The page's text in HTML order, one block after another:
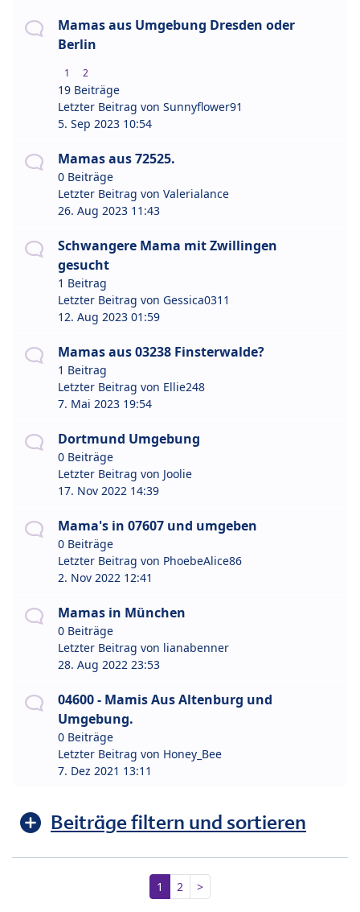
Mamas aus Umgebung Dresden oder
Berlin
1 2
19 Beiträge
Letzter Beitrag von Sunnyflower91
5. Sep 2023 10:54
Mamas aus 72525.
0 Beiträge
Letzter Beitrag von Valerialance
26. Aug 2023 11:43
Schwangere Mama mit Zwillingen
gesucht
1 Beitrag
Letzter Beitrag von Gessica0311
12. Aug 2023 01:59
Mamas aus 03238 Finsterwalde?
1 Beitrag
Letzter Beitrag von Ellie248
7. Mai 2023 19:54
Dortmund Umgebung
0 Beiträge
Letzter Beitrag von Joolie
17. Nov 2022 14:39
Mama's in 07607 und umgeben
0 Beiträge
Letzter Beitrag von PhoebeAlice86
2. Nov 2022 12:41
Mamas in München
0 Beiträge
Letzter Beitrag von lianabenner
28. Aug 2022 23:53
04600 - Mamis Aus Altenburg und
Umgebung.
0 Beiträge
Letzter Beitrag von Honey_Bee
7. Dez 2021 13:11
Beiträge filtern und sortieren
1 2 >